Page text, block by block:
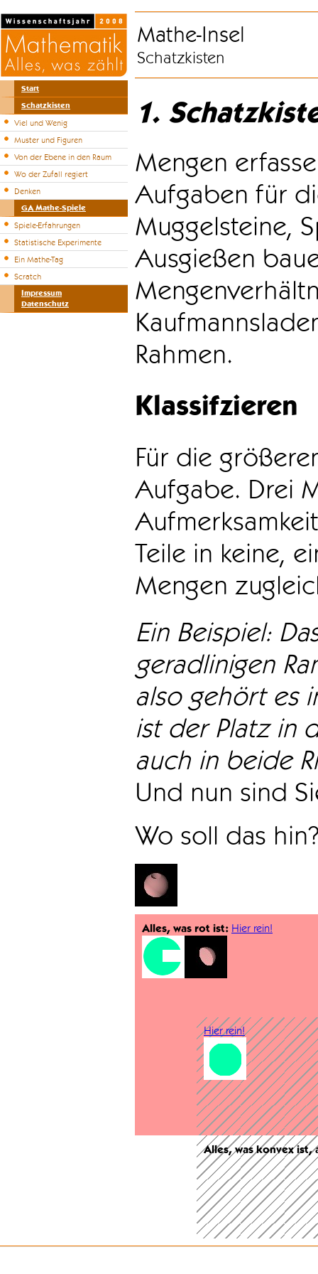
Start
Schatzkisten
Viel und Wenig
Muster und Figuren
Von der Ebene in den Raum
Wo der Zufall regiert
Denken
GA Mathe-Spiele
Spiele-Erfahrungen
Statistische Experimente
Ein Mathe-Tag
Scratch
Impressum
Datenschutz
Mathe-Insel
Schatzkisten
1.
Mengen
Aufgaben für
Muggelsteine,
Ausgießen
Rahmen.
Klassifzieren
Für die
Aufgabe. Drei
Teile in keine,
Mengen
Ein Beispiel:
geradlinigen
also gehört es
ist der Platz in
auch in beide
Und nun sind
Wo soll das
Alles, was rot ist: Hier rein!
Hier rein!
Alles, was konvex